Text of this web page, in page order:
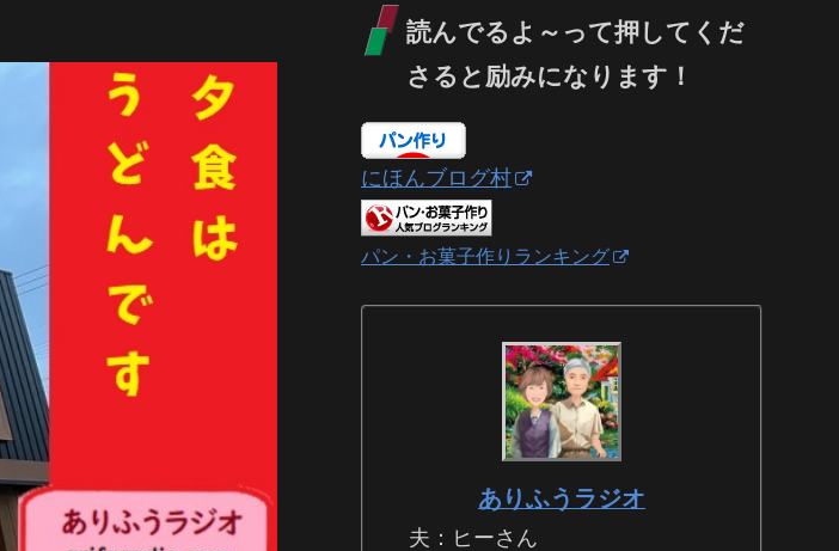
読んでるよ～って押してくだ
さると励みになります！
にほんブログ村
パン・お菓子作りランキング
ありふうラジオ
夫：ヒーさん